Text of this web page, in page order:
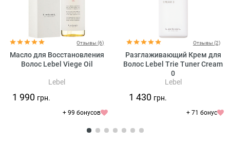
Отзывы (6)
Масло для Восстановления
Волос Lebel Viege Oil
Lebel
1 990 грн.
+ 99 бонусов
Отзывы (2)
Разглаживающий Крем для
Волос Lebel Trie Tuner Cream
0
Lebel
1 430 грн.
+ 71 бонус